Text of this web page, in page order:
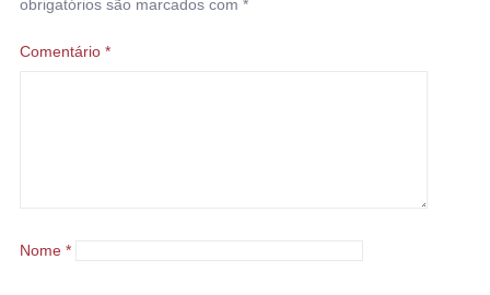
obrigatórios são marcados com *
Comentário *
Nome *